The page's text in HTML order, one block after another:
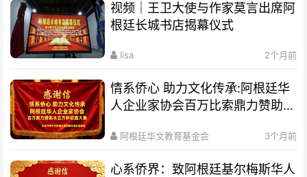
视频｜王卫大使与作家莫言出席阿
根廷长城书店揭幕仪式
lisa 2个月前
情系侨心 助力文化传承:阿根廷华
人企业家协会百万比索鼎力赞助水
阿根廷华文教育基金会 3个月前
心系侨界​：致阿根廷基尔梅斯华人